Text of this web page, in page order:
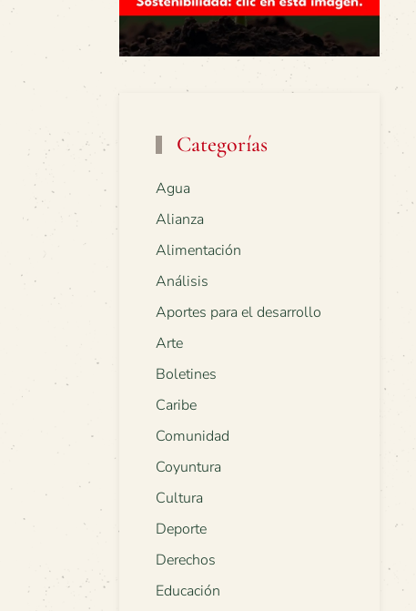
Categorías
Agua
Alianza
Alimentación
Análisis
Aportes para el desarrollo
Arte
Boletines
Caribe
Comunidad
Coyuntura
Cultura
Deporte
Derechos
Educación